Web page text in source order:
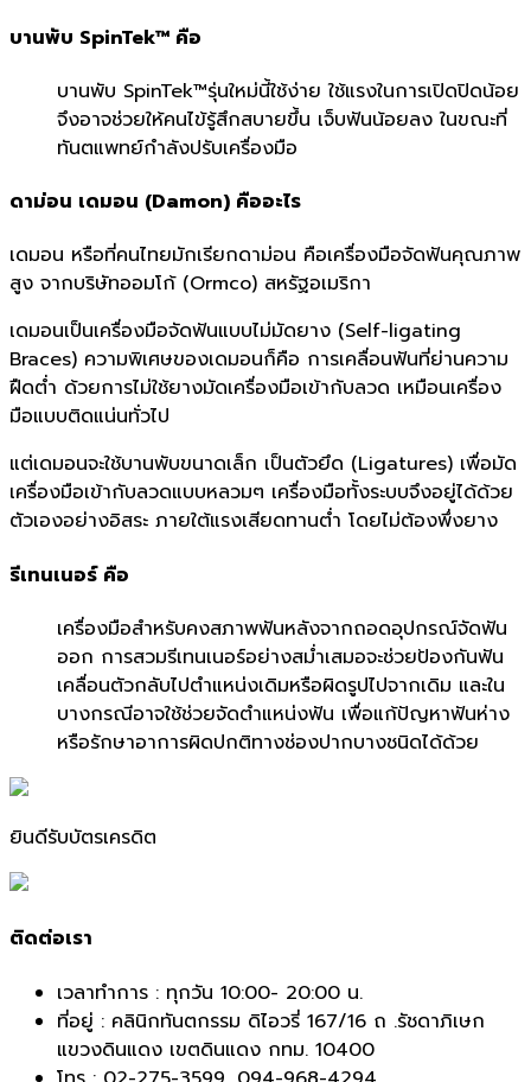
บานพับ SpinTek™ คือ
บานพับ SpinTek™รุ่นใหม่นี้ใช้ง่าย ใช้แรงในการเปิดปิดน้อย
จึงอาจช่วยให้คนไข้รู้สึกสบายขึ้น เจ็บฟันน้อยลง ในขณะที่
ทันตแพทย์กำลังปรับเครื่องมือ
ดาม่อน เดมอน (Damon) คืออะไร
เดมอน หรือที่คนไทยมักเรียกดาม่อน คือเครื่องมือจัดฟันคุณภาพ
สูง จากบริษัทออมโก้ (Ormco) สหรัฐอเมริกา
เดมอนเป็นเครื่องมือจัดฟันแบบไม่มัดยาง (Self-ligating
Braces) ความพิเศษของเดมอนก็คือ การเคลื่อนฟันที่ย่านความ
ฝืดต่ำ ด้วยการไม่ใช้ยางมัดเครื่องมือเข้ากับลวด เหมือนเครื่อง
มือแบบติดแน่นทั่วไป
แต่เดมอนจะใช้บานพับขนาดเล็ก เป็นตัวยึด (Ligatures) เพื่อมัด
เครื่องมือเข้ากับลวดแบบหลวมๆ เครื่องมือทั้งระบบจึงอยู่ได้ด้วย
ตัวเองอย่างอิสระ ภายใต้แรงเสียดทานต่ำ โดยไม่ต้องพึ่งยาง
รีเทนเนอร์ คือ
เครื่องมือสำหรับคงสภาพฟันหลังจากถอดอุปกรณ์จัดฟัน
ออก การสวมรีเทนเนอร์อย่างสม่ำเสมอจะช่วยป้องกันฟัน
เคลื่อนตัวกลับไปตำแหน่งเดิมหรือผิดรูปไปจากเดิม และใน
บางกรณีอาจใช้ช่วยจัดตำแหน่งฟัน เพื่อแก้ปัญหาฟันห่าง
หรือรักษาอาการผิดปกติทางช่องปากบางชนิดได้ด้วย
ยินดีรับบัตรเครดิต
ติดต่อเรา
เวลาทำการ : ทุกวัน 10:00- 20:00 น.
ที่อยู่ : คลินิกทันตกรรม ดิไอวรี่ 167/16 ถ .รัชดาภิเษก
แขวงดินแดง เขตดินแดง กทม. 10400